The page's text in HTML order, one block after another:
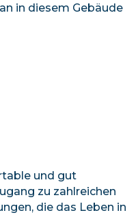
in diesem Gebäude
und gut
zu zahlreichen
die das Leben in